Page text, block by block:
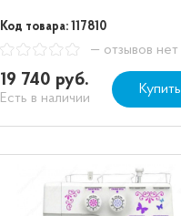
Код товара: 117810
— отзывов нет
19 740 руб.
Есть в наличии
Купить